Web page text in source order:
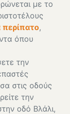
με το
περίπατο,
όπου
την
στις οδούς
την
οδό Βλάλι,